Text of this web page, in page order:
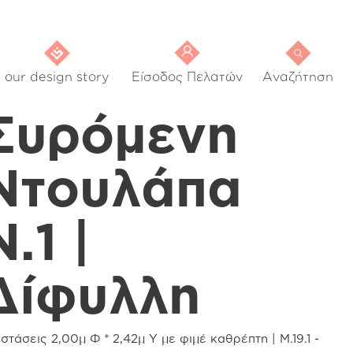
our design story Είσοδος Πελατών Αναζήτηση
|
2,00μ Φ * 2,42μ Υ με φιμέ καθρέπτη | M.19.1 -